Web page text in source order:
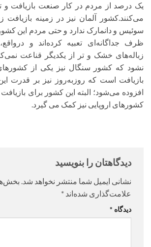
یک درصد از مردم در کار صنعت بازیافت و
می‌کنند.کشور آلمان نیز در زمینه بازیافت
سوئیس و دانمارک ندارد و حتی مردم این
ظرف جداگانه‌ای تعبیه کرده‌اند و
زباله‌های خشک و تر از یکدیگر قناعت
نشود که کشور سنگال نیز یکی از
بازیافت است که روزبه‌روز نیز بر قدرت
افزوده می‌شود؛ البته این کشور برای بازیافت
کشورهای اروپایی نیز کمک می گیرد.
دیدگاهتان را بنویسید
نشانی ایمیل شما منتشر نخواهد شد.
علامت‌گذاری شده‌اند *
دیدگاه *